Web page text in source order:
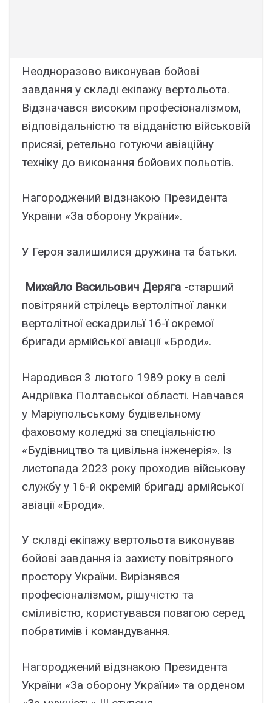
Неодноразово виконував бойові
завдання у складі екіпажу вертольота.
Відзначався високим професіоналізмом,
відповідальністю та відданістю військовій
присязі, ретельно готуючи авіаційну
техніку до виконання бойових польотів.
Нагороджений відзнакою Президента
України «За оборону України».
У Героя залишилися дружина та батьки.
Михайло Васильович Деряга -старший
повітряний стрілець вертолітної ланки
вертолітної ескадрильї 16-ї окремої
бригади армійської авіації «Броди».
Народився 3 лютого 1989 року в селі
Андріївка Полтавської області. Навчався
у Маріупольському будівельному
фаховому коледжі за спеціальністю
«Будівництво та цивільна інженерія». Із
листопада 2023 року проходив військову
службу у 16-й окремій бригаді армійської
авіації «Броди».
У складі екіпажу вертольота виконував
бойові завдання із захисту повітряного
простору України. Вирізнявся
професіоналізмом, рішучістю та
сміливістю, користувався повагою серед
побратимів і командування.
Нагороджений відзнакою Президента
України «За оборону України» та орденом